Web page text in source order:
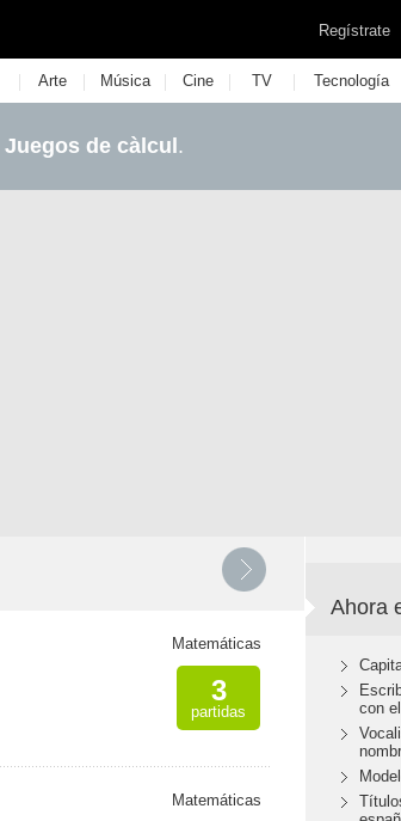
Regístrate
| Arte | Música | Cine | TV | Tecnología
Juegos de càlcul .
Matemáticas
3
partidas
Matemáticas
Ahora
con